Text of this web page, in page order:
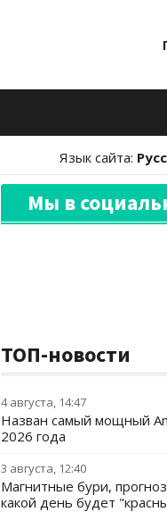
Язык сайта:
Мы в
ТОП-новости
4 августа, 14:47
Назван самый мощный
2026 года
3 августа, 12:40
Магнитные бури, прогноз
какой день будет